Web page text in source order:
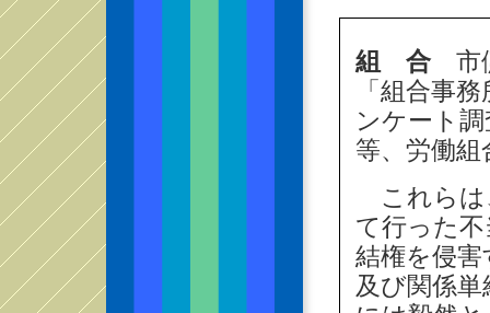
組 合市側
「組合事
ンケート
等、労働
これらは
て行った
結権を侵
及び関係